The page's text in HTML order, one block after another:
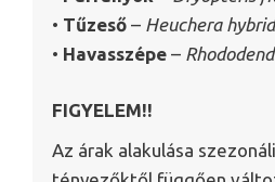
• Tűzeső – Heuchera
• Havasszépe –
FIGYELEM!!
Az árak alakulása